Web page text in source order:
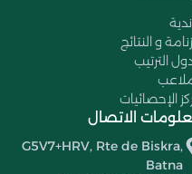
و النتائج
الترتيب
الإحصائيات
الاتصال
G5V7+HRV, Rte de Biskra,
Batna